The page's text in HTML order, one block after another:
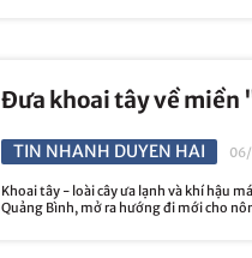
Đưa khoai tây về miền
TIN NHANH DUYEN HAI
Khoai tây - loài cây ưa lạnh và khí hậu
Quảng Bình, mở ra hướng đi mới cho